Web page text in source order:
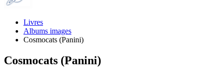
Livres
Albums images
Cosmocats (Panini)
Cosmocats (Panini)